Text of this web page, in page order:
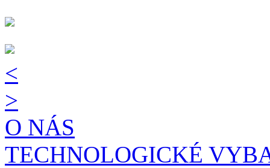
<
>
O NÁS
TECHNOLOGICKÉ